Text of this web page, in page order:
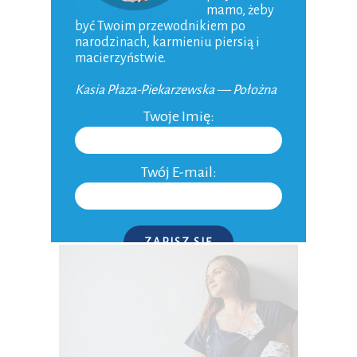
Nasza klątwa – szansą na Oskara – o
rodzicielstwie
mamo, żeby
być Twoim przewodnikiem po
narodzinach, karmieniu piersią i
macierzyństwie.
Kasia Płaza-Piekarzewska — Położna
Twoje Imię:
Twój E-mail:
ZAPISZ SIĘ
P.S. W każdej chwili możesz wypisać się z kursu.